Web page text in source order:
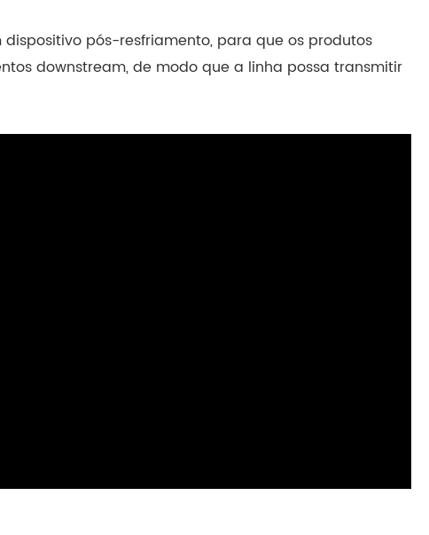
pós-resfriamento, para que os produtos
downstream, de modo que a linha possa transmitir